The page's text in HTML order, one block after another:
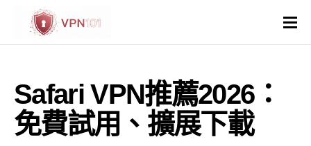
VPN比較
VPN解鎖網站
Safari VPN推薦2026：
免費試用、擴展下載